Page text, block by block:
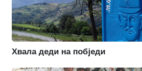
Хвала деди на побједи